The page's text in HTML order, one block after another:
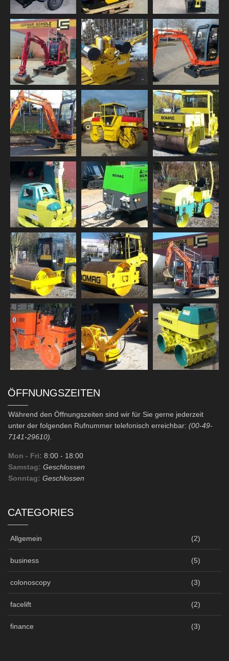
ÖFFNUNGSZEITEN
Während den Öffnungszeiten sind wir für Sie gerne jederzeit
unter der folgenden Rufnummer telefonisch erreichbar: (00-49-
7141-29610).
Mon - Fri: 8:00 - 18:00
Samstag: Geschlossen
Sonntag: Geschlossen
CATEGORIES
Allgemein (2)
business (5)
colonoscopy (3)
facelift (2)
finance (3)